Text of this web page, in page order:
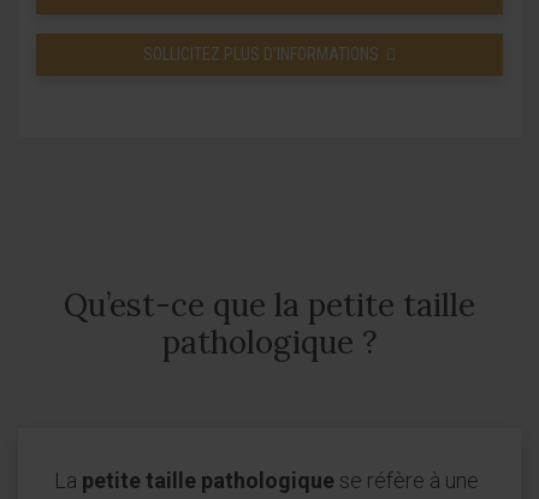
SOLLICITEZ PLUS D’INFORMATIONS
Qu’est-ce que la petite taille
pathologique ?
La petite taille pathologique se réfère à une